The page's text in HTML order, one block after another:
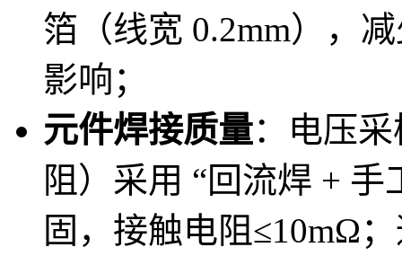
箔（线宽 0.2mm），
影响；
元件焊接质量：电压
阻）采用 “回流焊 +
固，接触电阻≤10mΩ